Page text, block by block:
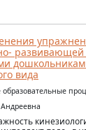
развивающей
вида